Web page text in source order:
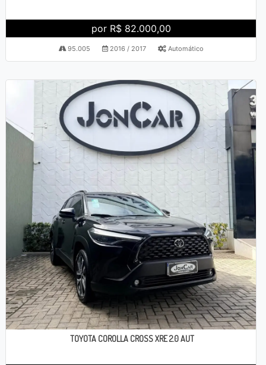
por R$ 82.000,00
95.005 2016 / 2017 Automático
TOYOTA COROLLA CROSS XRE 2.0 AUT